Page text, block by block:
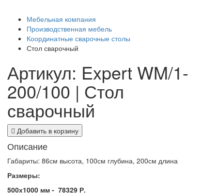
Мебельная компания
Производственная мебель
Координатные сварочные столы
Стол сварочный
Артикул: Expert WM/1-
200/100 | Стол
сварочный
Добавить в корзину
Описание
Габариты: 86см высота, 100см глубина, 200см длина
Размеры:
500х1000 мм - 78329 Р.